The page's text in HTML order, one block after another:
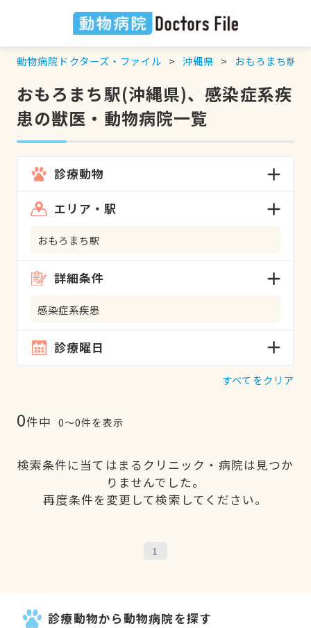
動物病院ドクターズ・ファイル 沖縄県 おもろまち駅
おもろまち駅(沖縄県)、感染症系疾
患の獣医・動物病院一覧
診療動物
エリア・駅
おもろまち駅
詳細条件
感染症系疾患
診療曜日
すべてをクリア
0件中 0〜0件を表示
検索条件に当てはまるクリニック・病院は見つか
りませんでした。
再度条件を変更して検索してください。
1
診療動物から動物病院を探す